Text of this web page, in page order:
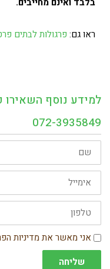
ראו גם: פרגולות לבתים
למידע נוסף השאירו
072-3935849
שם
אימייל
טלפון
הסכמה
אני מאשר את מדיניות
שליחה